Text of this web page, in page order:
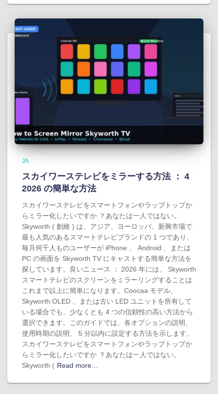
JA
スカイワーステレビをミラーする方法 ： 4
2026 の簡単な方法
スカイワーステレビをスマートフォンやラップトップか
らミラー化したいですか ？あなたは一人ではない。
Skyworth ( 創維 ) は、アジア、ヨーロッパ、新興市場で
最も人気のあるスマートテレビブランドの 1 つであり、
毎月何千人ものユーザーが iPhone 、 Android 、または
PC の画面を Skyworth TV にキャストする簡単な方法を
探しています。良いニュース ： 2026 年には、 Skyworth
スマートテレビのスクリーンをミラーリングすることは
これまで以上に簡単になります。Coocaa モデル、
Skyworth OLED 、または古い LED ユニットを所有して
いる場合でも、少なくとも 4 つの信頼性の高い方法から
選択できます。このガイドでは、各オプションの説明、
使用時期の説明、 5 分以内に設定する方法を示します。
スカイワーステレビをスマートフォンやラップトップか
らミラー化したいですか ？あなたは一人ではない。
Skyworth ( Read more…